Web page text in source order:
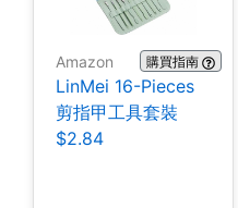
Amazon 購買指南
LinMei 16-Pieces
剪指甲工具套裝
$2.84